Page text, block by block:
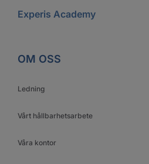
Experis Academy
OM OSS
Ledning
Vårt hållbarhetsarbete
Våra kontor